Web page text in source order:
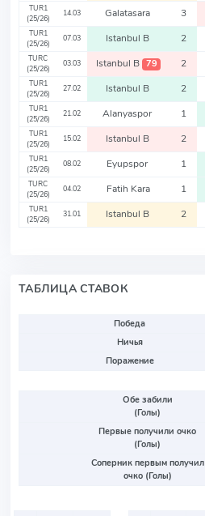
TUR1
(25/26)
14.03 Galatasara 3
TUR1
(25/26)
07.03 Istanbul B 2
TURC
(25/26)
03.03 Istanbul B 79 2
TUR1
(25/26)
27.02 Istanbul B 2
TUR1
(25/26)
21.02 Alanyaspor 1
TUR1
(25/26)
15.02 Istanbul B 2
TUR1
(25/26)
08.02 Eyupspor 1
TURC
(25/26)
04.02 Fatih Kara 1
TUR1
(25/26)
31.01 Istanbul B 2
ТАБЛИЦА СТАВОК
Победа
Ничья
Поражение
Обе забили
(Голы)
Первые получили очко
(Голы)
Соперник первым получил
очко (Голы)